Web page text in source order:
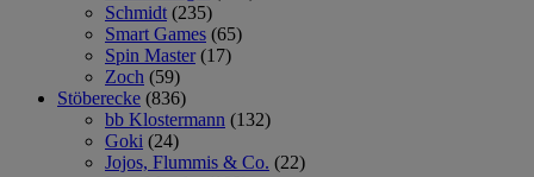
Schmidt (235)
Smart Games (65)
Spin Master (17)
Zoch (59)
Stöberecke (836)
bb Klostermann (132)
Goki (24)
Jojos, Flummis & Co. (22)